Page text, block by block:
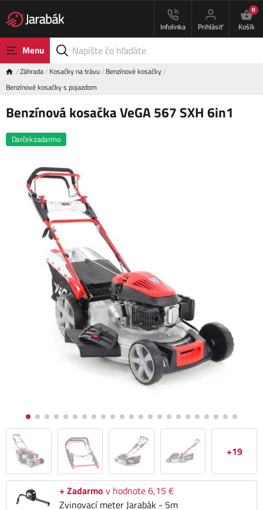
Infolinka Prihlásiť
0
Košík
Menu
Záhrada Kosačky na trávu Benzínové kosačky
Benzínové kosačky s pojazdom
Benzínová kosačka VeGA 567 SXH 6in1
Darček zadarmo
+19
+ Zadarmo v hodnote 6,15 €
Zvinovací meter Jarabák - 5m